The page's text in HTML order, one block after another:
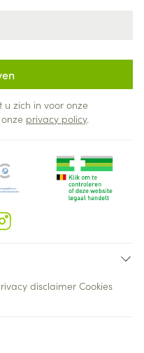
u zich in voor onze
privacy policy.
disclaimer Cookies